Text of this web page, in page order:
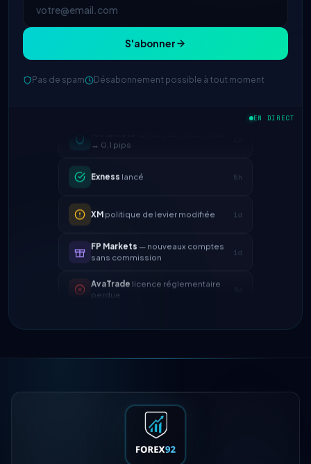
S'abonner
Pas de spam Désabonnement possible à tout moment
EN DIRECT
sans commission
perdue
politique de levier modifiée
FP Markets— nouveaux comptes